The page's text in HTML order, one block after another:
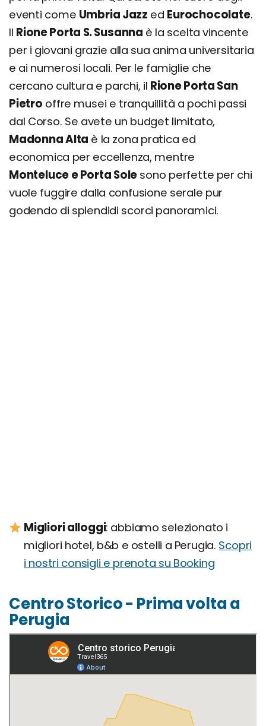
eventi come Umbria Jazz ed Eurochocolate.
Il Rione Porta S. Susanna è la scelta vincente
per i giovani grazie alla sua anima universitaria
e ai numerosi locali. Per le famiglie che
cercano cultura e parchi, il Rione Porta San
Pietro offre musei e tranquillità a pochi passi
dal Corso. Se avete un budget limitato,
Madonna Alta è la zona pratica ed
economica per eccellenza, mentre
Monteluce e Porta Sole sono perfette per chi
vuole fuggire dalla confusione serale pur
godendo di splendidi scorci panoramici.
Migliori alloggi: abbiamo selezionato i
migliori hotel, b&b e ostelli a Perugia. Scopri
i nostri consigli e prenota su Booking
Centro Storico - Prima volta a
Perugia